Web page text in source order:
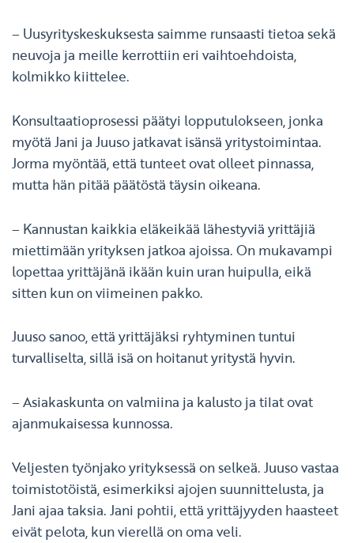
– Uusyrityskeskuksesta saimme runsaasti tietoa sekä
neuvoja ja meille kerrottiin eri vaihtoehdoista,
kolmikko kiittelee.
Konsultaatioprosessi päätyi lopputulokseen, jonka
myötä Jani ja Juuso jatkavat isänsä yritystoimintaa.
Jorma myöntää, että tunteet ovat olleet pinnassa,
mutta hän pitää päätöstä täysin oikeana.
– Kannustan kaikkia eläkeikää lähestyviä yrittäjiä
miettimään yrityksen jatkoa ajoissa. On mukavampi
lopettaa yrittäjänä ikään kuin uran huipulla, eikä
sitten kun on viimeinen pakko.
Juuso sanoo, että yrittäjäksi ryhtyminen tuntui
turvalliselta, sillä isä on hoitanut yritystä hyvin.
– Asiakaskunta on valmiina ja kalusto ja tilat ovat
ajanmukaisessa kunnossa.
Veljesten työnjako yrityksessä on selkeä. Juuso vastaa
toimistotöistä, esimerkiksi ajojen suunnittelusta, ja
Jani ajaa taksia. Jani pohtii, että yrittäjyyden haasteet
eivät pelota, kun vierellä on oma veli.